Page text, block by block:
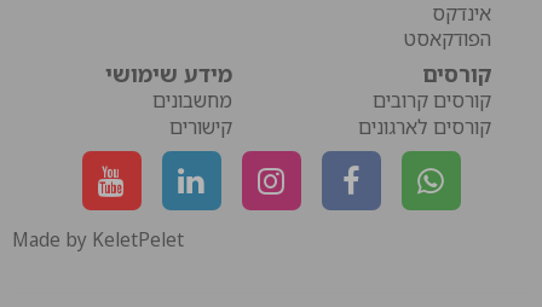
אינדקס
הפודקאסט
קורסים
קורסים קרובים
קורסים לארגונים
מידע שימושי
מחשבונים
קישורים
Made by KeletPelet